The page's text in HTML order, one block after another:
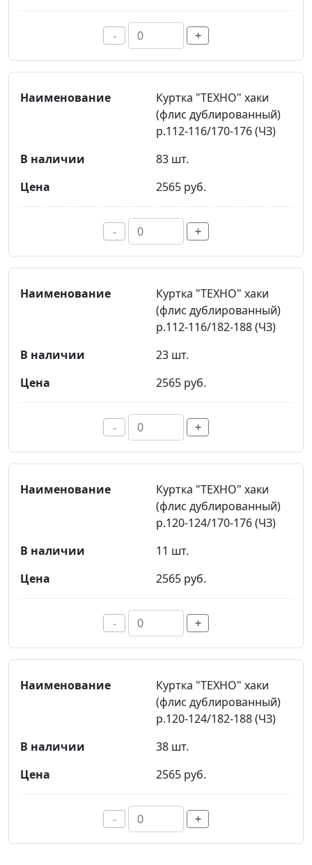
- +
Куртка "ТЕХНО" хаки
(флис дублированный)
р.112-116/170-176 (ЧЗ)
83 шт.
2565 руб.
- +
Куртка "ТЕХНО" хаки
(флис дублированный)
р.112-116/182-188 (ЧЗ)
23 шт.
2565 руб.
- +
Куртка "ТЕХНО" хаки
(флис дублированный)
р.120-124/170-176 (ЧЗ)
11 шт.
2565 руб.
- +
Куртка "ТЕХНО" хаки
(флис дублированный)
р.120-124/182-188 (ЧЗ)
38 шт.
2565 руб.
- +